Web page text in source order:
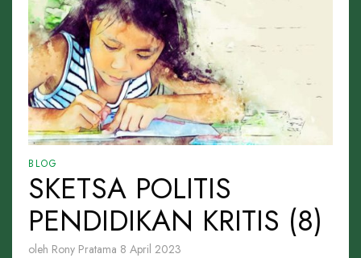
BLOG
SKETSA POLITIS
PENDIDIKAN KRITIS (8)
oleh Rony Pratama 8 April 2023